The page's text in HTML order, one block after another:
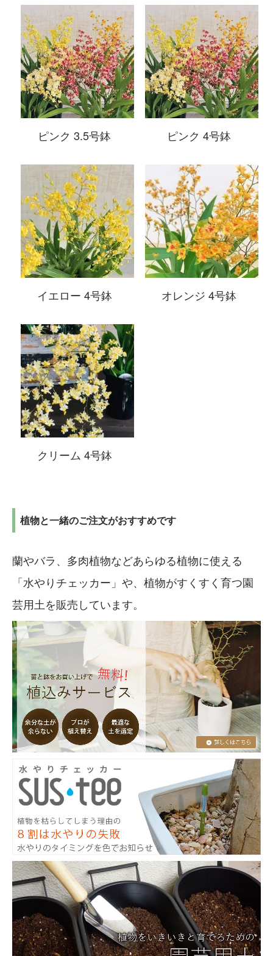
ピンク 3.5号鉢 ピンク 4号鉢
イエロー 4号鉢 オレンジ 4号鉢
クリーム 4号鉢
植物と一緒のご注文がおすすめです
蘭やバラ、多肉植物などあらゆる植物に使える
「水やりチェッカー」や、植物がすくすく育つ園
芸用土を販売しています。